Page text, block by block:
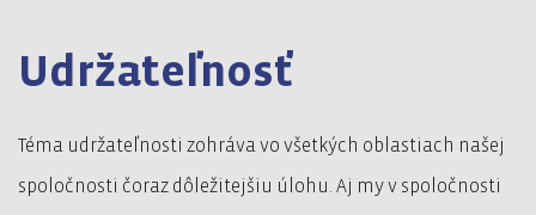
Udržateľnosť
Téma udržateľnosti zohráva vo všetkých oblastiach našej
spoločnosti čoraz dôležitejšiu úlohu. Aj my v spoločnosti